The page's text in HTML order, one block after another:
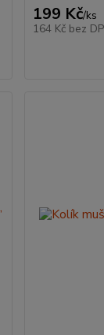
199 Kč/ks
164 Kč bez